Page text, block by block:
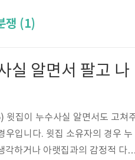
쟁 (1)
실 알면서 팔고 나
윗집이 누수사실 알면서도 고쳐
우입니다. 윗집 소유자의 경우 누
각하거나 아랫집과의 감정적 다툼